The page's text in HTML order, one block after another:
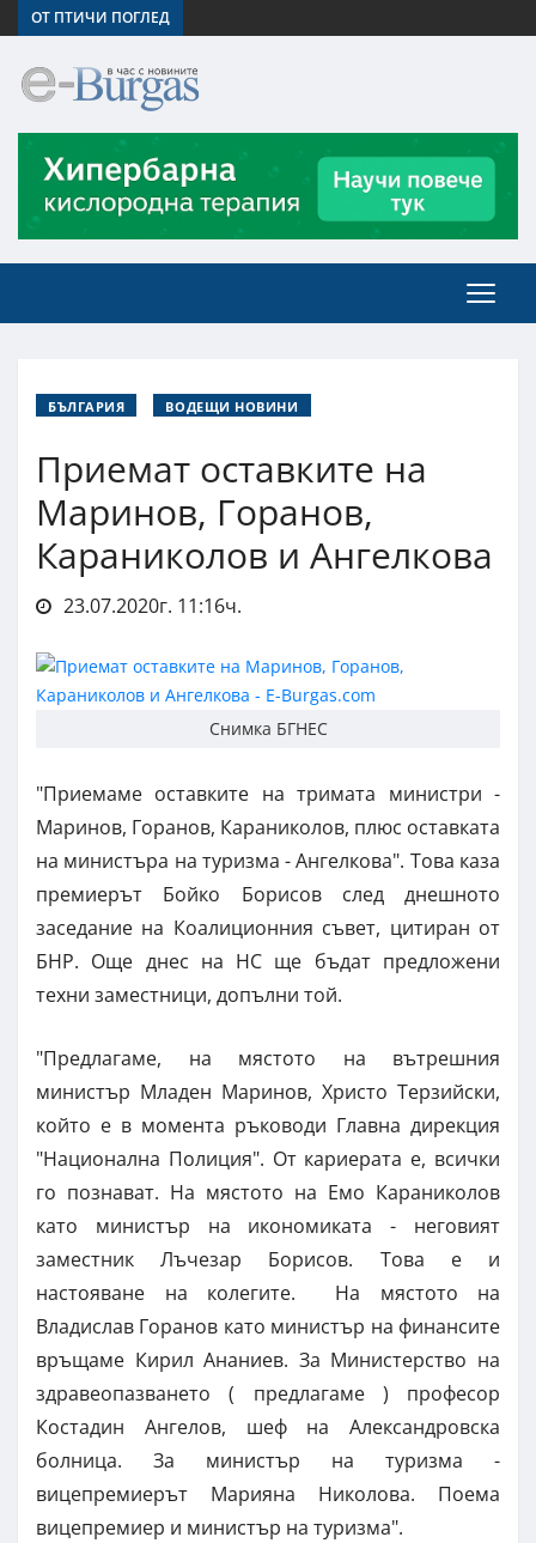
ОТ ПТИЧИ ПОГЛЕД
БЪЛГАРИЯ ВОДЕЩИ НОВИНИ
Приемат оставките на
Маринов, Горанов,
Караниколов и Ангелкова
23.07.2020г. 11:16ч.
Снимка БГНЕС
"Приемаме оставките на тримата министри -
Маринов, Горанов, Караниколов, плюс оставката
на министъра на туризма - Ангелкова". Това каза
премиерът Бойко Борисов след днешното
заседание на Коалиционния съвет, цитиран от
БНР. Още днес на НС ще бъдат предложени
техни заместници, допълни той.
"Предлагаме, на мястото на вътрешния
министър Младен Маринов, Христо Терзийски,
който е в момента ръководи Главна дирекция
"Национална Полиция". От кариерата е, всички
го познават. На мястото на Емо Караниколов
като министър на икономиката - неговият
заместник Лъчезар Борисов. Това е и
настояване на колегите. На мястото на
Владислав Горанов като министър на финансите
връщаме Кирил Ананиев. За Министерство на
здравеопазването ( предлагаме ) професор
Костадин Ангелов, шеф на Александровска
болница. За министър на туризма -
вицепремиерът Марияна Николова. Поема
вицепремиер и министър на туризма".